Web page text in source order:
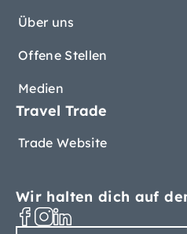
Über uns
Offene Stellen
Medien
Travel Trade
Trade Website
Wir halten dich auf